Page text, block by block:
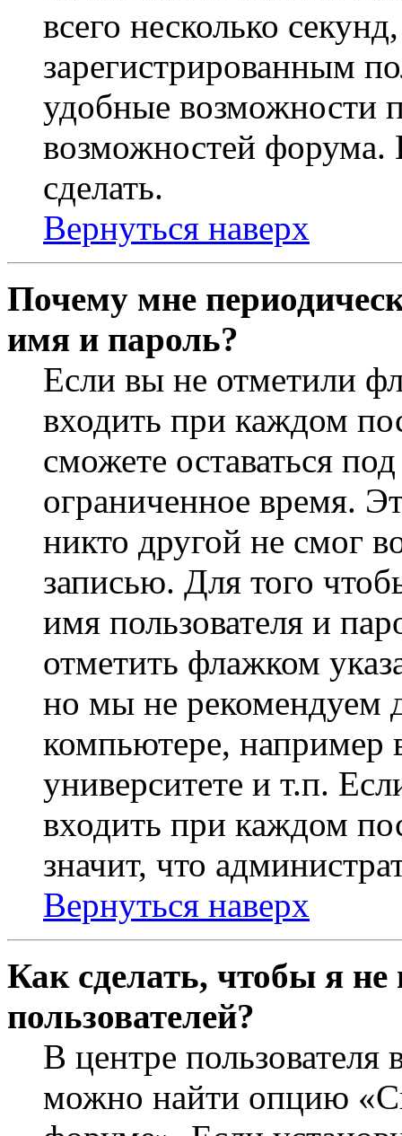
всего несколько
зарегистрированным
удобные возможности
возможностей
сделать.
Вернуться наверх
Почему мне
имя и пароль?
Если вы не отметили
входить при каждом
сможете оставаться
ограниченное время.
никто другой не смог
записью. Для того
имя пользователя и
отметить флажком
но мы не рекомендуем
компьютере, например
университете и т.п.
входить при каждом
значит, что
Вернуться наверх
Как сделать, чтобы я
пользователей?
В центре
можно найти опцию